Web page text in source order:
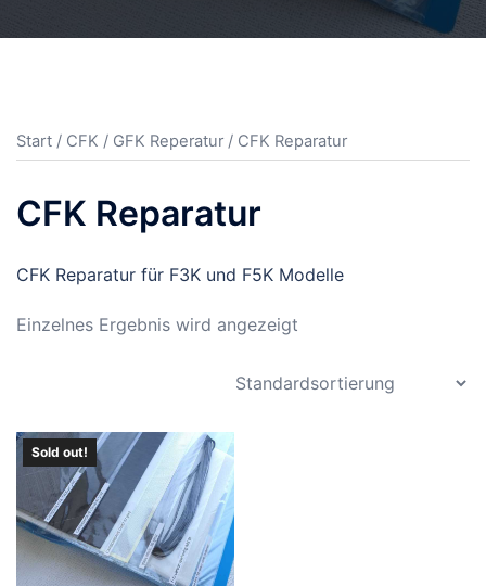
Start / CFK / GFK Reperatur / CFK Reparatur
CFK Reparatur
CFK Reparatur für F3K und F5K Modelle
Einzelnes Ergebnis wird angezeigt
Sold out!